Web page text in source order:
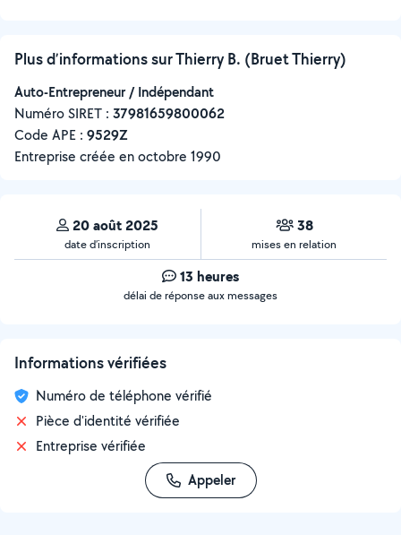
Plus d’informations sur Thierry B. (Bruet Thierry)
Auto-Entrepreneur / Indépendant
Numéro SIRET : ‍37981659800062
Code APE : 9529Z
Entreprise créée enoctobre 1990
20 août 2025
date d’inscription
38
mises en relation
13 heures
délai de réponse aux messages
Informations vérifiées
Numéro de téléphone vérifié
Pièce d'identité vérifiée
Entreprise vérifiée
Appeler